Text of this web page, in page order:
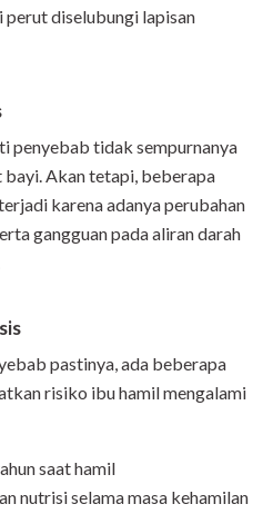
perut diselubungi lapisan
penyebab tidak sempurnanya
Akan tetapi, beberapa
karena adanya perubahan
gangguan pada aliran darah
pastinya, ada beberapa
risiko ibu hamil mengalami
saat hamil
nutrisi selama masa kehamilan